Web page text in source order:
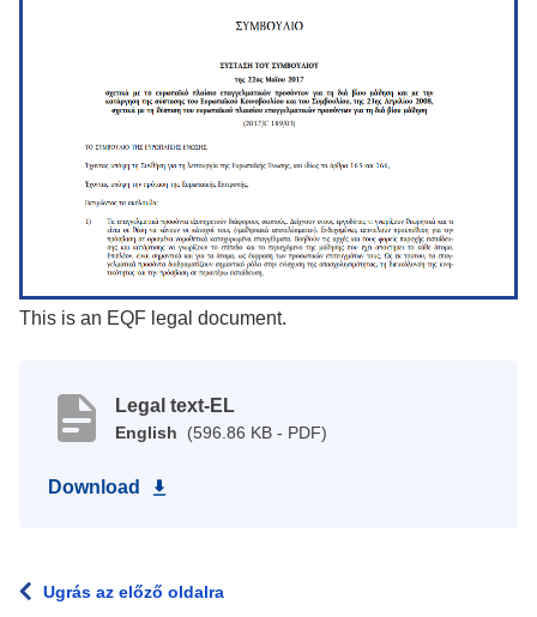
This is an EQF legal document.
Legal text-EL
English (596.86 KB - PDF)
Download
Ugrás az előző oldalra